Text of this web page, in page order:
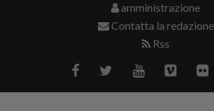
amministrazione
Contatta la redazione
Rss